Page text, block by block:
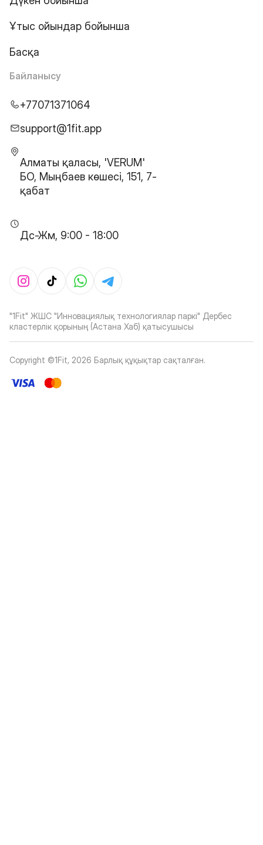
Ұтыс ойындар бойынша
Басқа
Байланысу
+77071371064
support@1fit.app
Алматы қаласы, 'VERUM'
БО, Мыңбаев көшесі, 151, 7-
қабат
Дс-Жм, 9:00 - 18:00
"1Fit" ЖШС "Инновациялық технологиялар паркі" Дербес
кластерлік қорының (Астана Хаб) қатысушысы
Copyright ©1Fit, 2026 Барлық құқықтар сақталған.